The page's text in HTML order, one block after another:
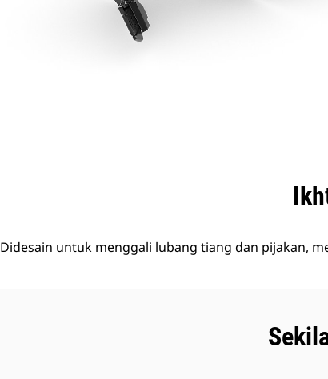
Didesain untuk menggali lubang tiang dan pijakan,